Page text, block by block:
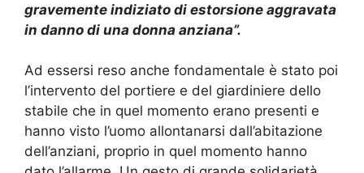
gravemente indiziato di estorsione aggravata
in danno di una donna anziana”.
Ad essersi reso anche fondamentale è stato poi
l’intervento del portiere e del giardiniere dello
stabile che in quel momento erano presenti e
hanno visto l’uomo allontanarsi dall’abitazione
dell’anziani, proprio in quel momento hanno